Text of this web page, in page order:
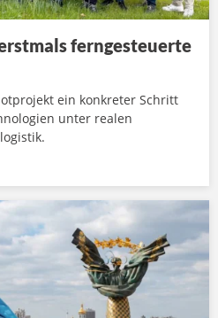
ferngesteuerte
ein konkreter Schritt
unter realen